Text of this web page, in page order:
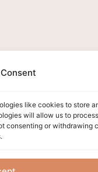
like cookies to store
will allow us to
consenting or withdrawing